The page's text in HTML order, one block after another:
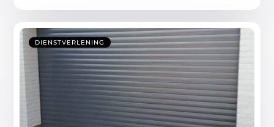
DIENSTVERLENING